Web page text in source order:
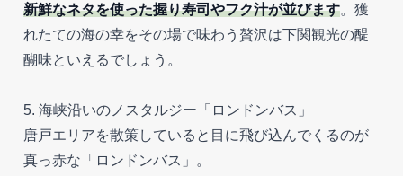
新鮮なネタを使った握り寿司やフク汁が並びます。獲
れたての海の幸をその場で味わう贅沢は下関観光の醍
醐味といえるでしょう。
5. 海峡沿いのノスタルジー「ロンドンバス」
唐戸エリアを散策していると目に飛び込んでくるのが
真っ赤な「ロンドンバス」。